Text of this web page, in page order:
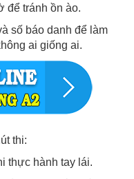
để tránh ồn ào.
số báo danh để làm
ai giống ai.
thi:
thực hành tay lái.